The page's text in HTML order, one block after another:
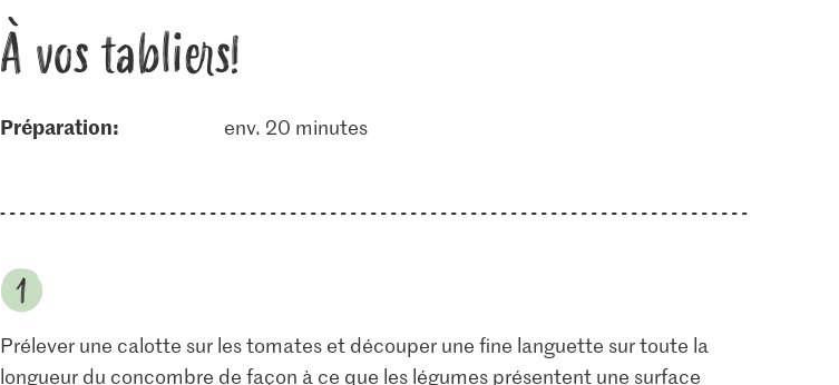
À vos tabliers!
Préparation: env. 20 minutes
Prélever une calotte sur les tomates et découper une fine languette sur toute la
longueur du concombre de façon à ce que les légumes présentent une surface